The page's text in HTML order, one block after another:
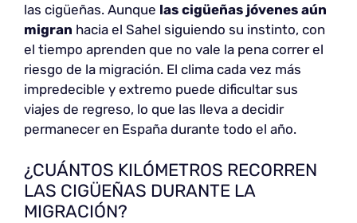
las cigüeñas. Aunque las cigüeñas jóvenes aún
migran hacia el Sahel siguiendo su instinto, con
el tiempo aprenden que no vale la pena correr el
riesgo de la migración. El clima cada vez más
impredecible y extremo puede dificultar sus
viajes de regreso, lo que las lleva a decidir
permanecer en España durante todo el año.
¿CUÁNTOS KILÓMETROS RECORREN
LAS CIGÜEÑAS DURANTE LA
MIGRACIÓN?